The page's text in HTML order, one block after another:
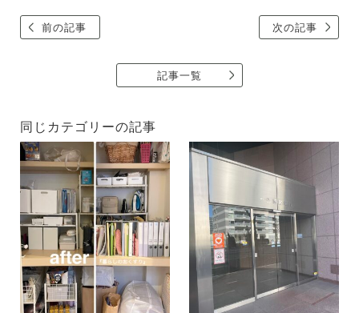
前の記事 次の記事
記事一覧
同じカテゴリーの記事